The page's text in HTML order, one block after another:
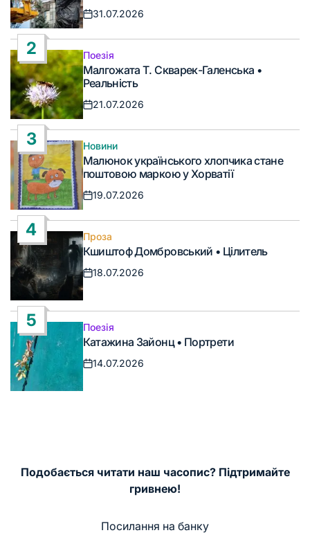
Дата
31.07.2026
2
Опублікувати
у
Поезія
Малгожата Т. Скварек-Галенська •
Реальність
Дата
21.07.2026
3
Опублікувати
у
Новини
Малюнок українського хлопчика стане
поштовою маркою у Хорватії
Дата
19.07.2026
4
Опублікувати
у
Проза
Кшиштоф Домбровський • Цілитель
Дата
запису
18.07.2026
5
Опублікувати
у
Поезія
Катажина Зайонц • Портрети
Дата
14.07.2026
Подобається читати наш часопис? Підтримайте
гривнею!
Посилання на банку